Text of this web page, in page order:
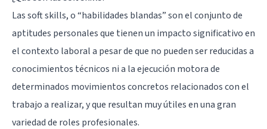
Las soft skills, o “habilidades blandas” son el conjunto de
aptitudes personales que tienen un impacto significativo en
el contexto laboral a pesar de que no pueden ser reducidas a
conocimientos técnicos ni a la ejecución motora de
determinados movimientos concretos relacionados con el
trabajo a realizar, y que resultan muy útiles en una gran
variedad de roles profesionales.